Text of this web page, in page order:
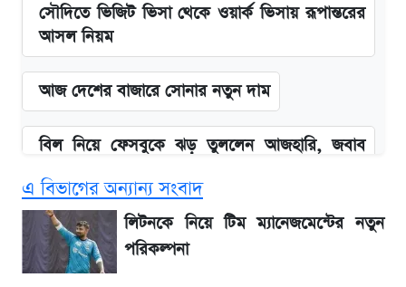
সৌদিতে ভিজিট ভিসা থেকে ওয়ার্ক ভিসায় রূপান্তরের
আসল নিয়ম
আজ দেশের বাজারে সোনার নতুন দাম
বিল নিয়ে ফেসবুকে ঝড় তুললেন আজহারি, জবাব
লিটনকে নিয়ে টিম ম্যানেজমেন্টের নতুন পরিকল্পনা
আগামী ৪ দিনের আবহাওয়া নিয়ে বড় সতর্কবার্তা
এ বিভাগের অন্যান্য সংবাদ
লিটনকে নিয়ে টিম ম্যানেজমেন্টের নতুন
পরিকল্পনা